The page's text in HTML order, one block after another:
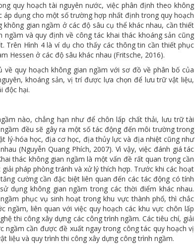
quy hoạch tài nguyên nước, việc phân định theo không
dụng cho một số trường hợp nhất định trong quy hoạch
gian ngầm ở các độ sâu cụ thể khác nhau, cần thiết
và quy định về công tác khai thác khoáng sản cũng
Trên Hình 4 là ví dụ cho thấy các thông tin cần thiết phục
Hessen ở các độ sâu khác nhau (Fritsche, 2016).
quy hoạch không gian ngầm với sơ đồ về phân bố của
khoáng sản, vị trí được lựa chọn để lưu trữ vật liệu,
độc hại.
nào, chẳng hạn như để chôn lấp chất thải, lưu trữ tài
đều sẽ gây ra một số tác động đến môi trường trong
lý-hóa học, địa cơ học, địa thủy lực và địa nhiệt cũng như
(Nguyễn Quang Phích, 2007). Vì vậy, việc đánh giá tác
thác không gian ngầm là một vấn đề rất quan trọng cần
pháp phòng tránh và xử lý thích hợp. Trước khi các hoạt
cường cần đặc biệt liên quan đến các tác động có tính
dụng không gian ngầm trong các thời điểm khác nhau.
phục vụ sinh hoạt trong khu vực thành phố, thì chắc
ngầm, liên quan với việc quy hoạch các khu vực chôn lấp
thi công xây dựng các công trình ngầm. Các tiêu chí, giải
ngầm cần được đề xuất ngay trong công tác quy hoạch vị
liệu và quy trình thi công xây dựng công trình ngầm.